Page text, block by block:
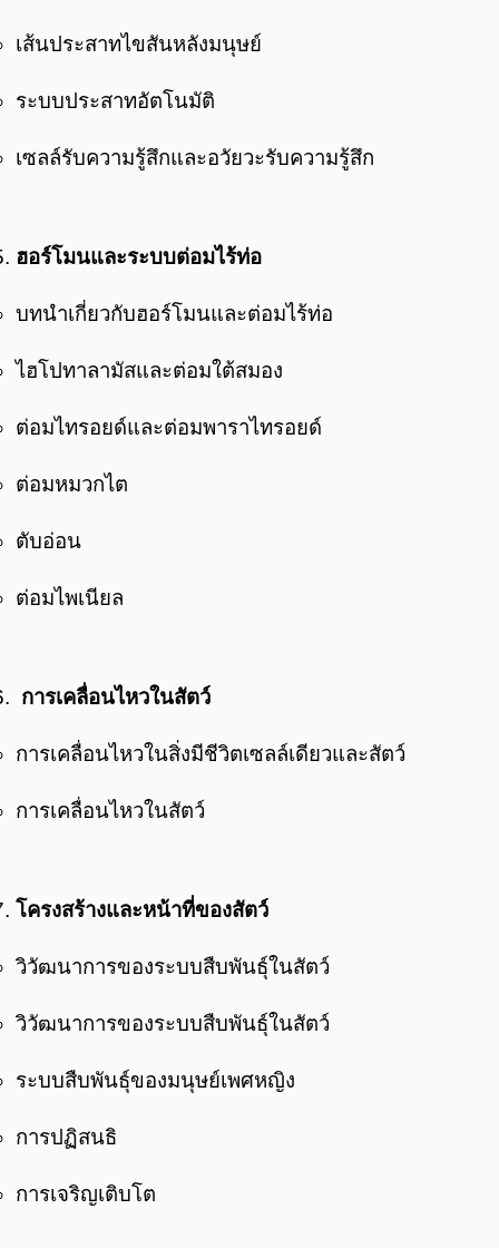
เส้นประสาทไขสันหลังมนุษย์
ระบบประสาทอัตโนมัติ
เซลล์รับความรู้สึกและอวัยวะรับความรู้สึก
ฮอร์โมนและระบบต่อมไร้ท่อ
บทนำเกี่ยวกับฮอร์โมนและต่อมไร้ท่อ
ไฮโปทาลามัสและต่อมใต้สมอง
ต่อมไทรอยด์และต่อมพาราไทรอยด์
ต่อมหมวกไต
ตับอ่อน
ต่อมไพเนียล
การเคลื่อนไหวในสัตว์
การเคลื่อนไหวในสิ่งมีชีวิตเซลล์เดียวและสัตว์
การเคลื่อนไหวในสัตว์
โครงสร้างและหน้าที่ของสัตว์
วิวัฒนาการของระบบสืบพันธุ์ในสัตว์
วิวัฒนาการของระบบสืบพันธุ์ในสัตว์
ระบบสืบพันธุ์ของมนุษย์เพศหญิง
การปฏิสนธิ
การเจริญเติบโต